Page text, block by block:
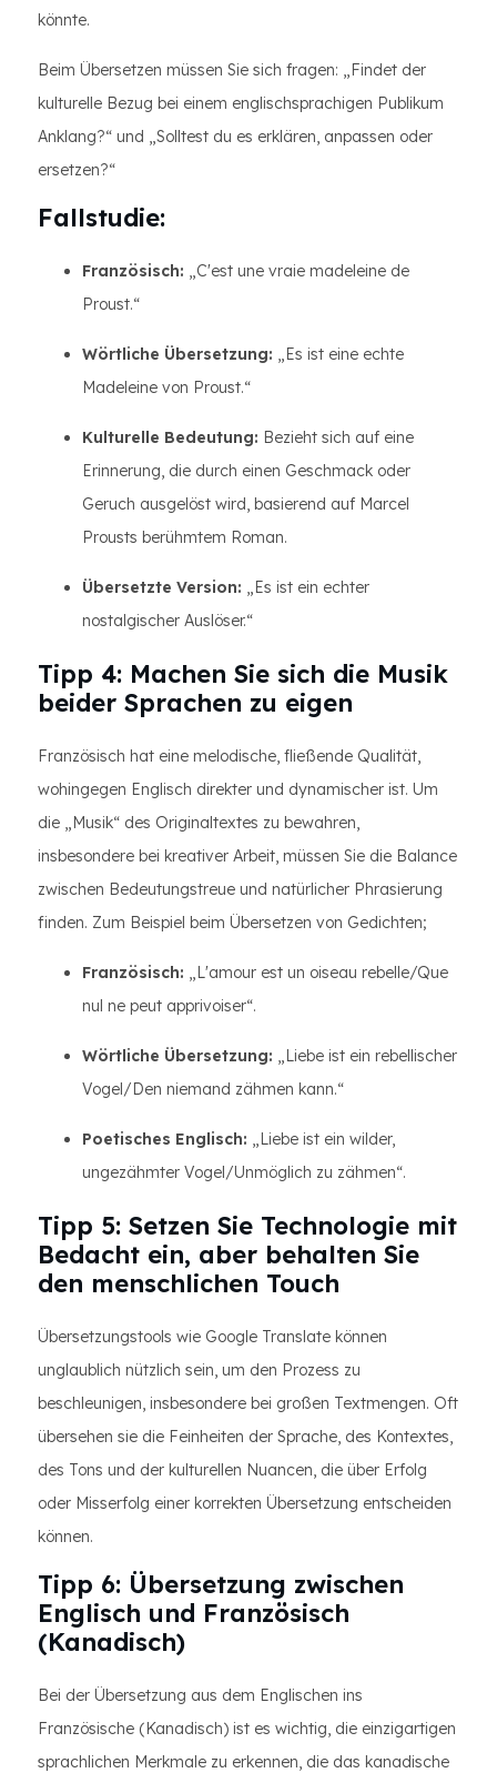
könnte.
Beim Übersetzen müssen Sie sich fragen: „Findet der
kulturelle Bezug bei einem englischsprachigen Publikum
Anklang?“ und „Solltest du es erklären, anpassen oder
ersetzen?“
Fallstudie:
Französisch: „C'est une vraie madeleine de
Proust.“
Wörtliche Übersetzung: „Es ist eine echte
Madeleine von Proust.“
Kulturelle Bedeutung: Bezieht sich auf eine
Erinnerung, die durch einen Geschmack oder
Geruch ausgelöst wird, basierend auf Marcel
Prousts berühmtem Roman.
Übersetzte Version: „Es ist ein echter
nostalgischer Auslöser.“
Tipp 4: Machen Sie sich die Musik
beider Sprachen zu eigen
Französisch hat eine melodische, fließende Qualität,
wohingegen Englisch direkter und dynamischer ist. Um
die „Musik“ des Originaltextes zu bewahren,
insbesondere bei kreativer Arbeit, müssen Sie die Balance
zwischen Bedeutungstreue und natürlicher Phrasierung
finden. Zum Beispiel beim Übersetzen von Gedichten;
Französisch: „L'amour est un oiseau rebelle/Que
nul ne peut apprivoiser“.
Wörtliche Übersetzung: „Liebe ist ein rebellischer
Vogel/Den niemand zähmen kann.“
Poetisches Englisch: „Liebe ist ein wilder,
ungezähmter Vogel/Unmöglich zu zähmen“.
Tipp 5: Setzen Sie Technologie mit
Bedacht ein, aber behalten Sie
den menschlichen Touch
Übersetzungstools wie Google Translate können
unglaublich nützlich sein, um den Prozess zu
beschleunigen, insbesondere bei großen Textmengen. Oft
übersehen sie die Feinheiten der Sprache, des Kontextes,
des Tons und der kulturellen Nuancen, die über Erfolg
oder Misserfolg einer korrekten Übersetzung entscheiden
können.
Tipp 6: Übersetzung zwischen
Englisch und Französisch
(Kanadisch)
Bei der Übersetzung aus dem Englischen ins
Französische (Kanadisch) ist es wichtig, die einzigartigen
sprachlichen Merkmale zu erkennen, die das kanadische